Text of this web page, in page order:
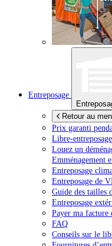
Entreposage
Retour au
Prix garanti
Libre-
Louez un
Emménagement
Entreposage
Entreposage de
Guide des tailles
Entreposage
Payer ma facture
FAQ
Conseils sur le